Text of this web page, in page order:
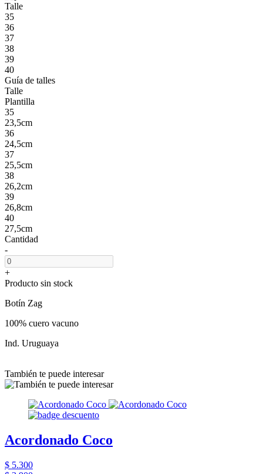
Talle
35
36
37
38
39
40
Guía de talles
Talle
Plantilla
35
23,5cm
36
24,5cm
37
25,5cm
38
26,2cm
39
26,8cm
40
27,5cm
Cantidad
-
+
Producto sin stock
Botín Zag
100% cuero vacuno
Ind. Uruguaya
También te puede interesar
Acordonado Coco
$ 5.300